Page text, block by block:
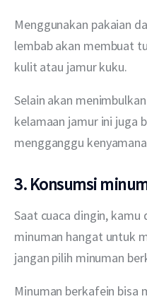
Menggunakan pakaian
lembab akan membuat
kulit atau jamur kuku.
Selain akan
kelamaan jamur ini juga
mengganggu
3. Konsumsi
Saat cuaca dingin,
minuman hangat untuk
jangan pilih minuman
Minuman berkafein bisa